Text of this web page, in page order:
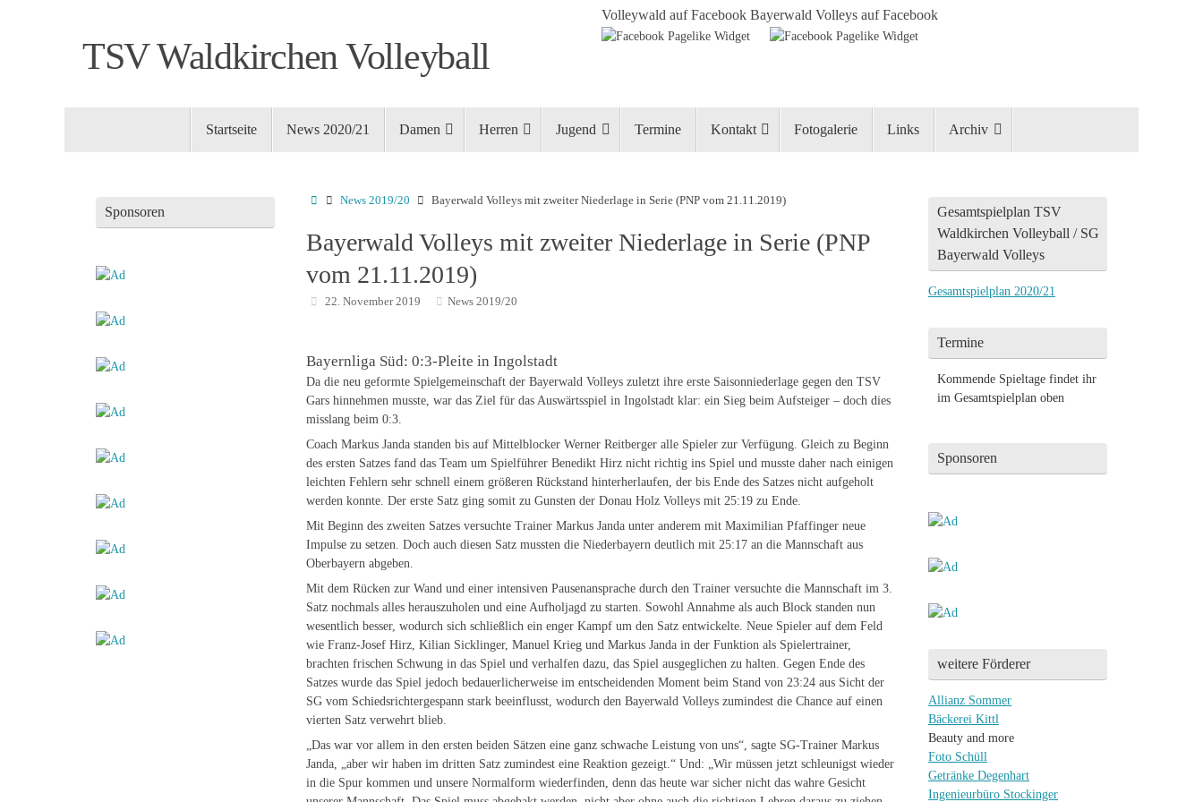
TSV Waldkirchen Volleyball
Volleywald auf Facebook Bayerwald Volleys auf Facebook
Startseite News 2020/21 Damen Herren Jugend Termine Kontakt Fotogalerie Links Archiv
Startseite
News 2019/20 Bayerwald Volleys mit zweiter Niederlage in Serie (PNP vom 21.11.2019)
Bayerwald Volleys mit zweiter Niederlage in Serie (PNP
vom 21.11.2019)
22. November 2019 News 2019/20
Bayernliga Süd: 0:3-Pleite in Ingolstadt
Da die neu geformte Spielgemeinschaft der Bayerwald Volleys zuletzt ihre erste Saisonniederlage gegen den TSV
Gars hinnehmen musste, war das Ziel für das Auswärtsspiel in Ingolstadt klar: ein Sieg beim Aufsteiger – doch dies
misslang beim 0:3.
Coach Markus Janda standen bis auf Mittelblocker Werner Reitberger alle Spieler zur Verfügung. Gleich zu Beginn
des ersten Satzes fand das Team um Spielführer Benedikt Hirz nicht richtig ins Spiel und musste daher nach einigen
leichten Fehlern sehr schnell einem größeren Rückstand hinterherlaufen, der bis Ende des Satzes nicht aufgeholt
werden konnte. Der erste Satz ging somit zu Gunsten der Donau Holz Volleys mit 25:19 zu Ende.
Mit Beginn des zweiten Satzes versuchte Trainer Markus Janda unter anderem mit Maximilian Pfaffinger neue
Impulse zu setzen. Doch auch diesen Satz mussten die Niederbayern deutlich mit 25:17 an die Mannschaft aus
Oberbayern abgeben.
Mit dem Rücken zur Wand und einer intensiven Pausenansprache durch den Trainer versuchte die Mannschaft im 3.
Satz nochmals alles herauszuholen und eine Aufholjagd zu starten. Sowohl Annahme als auch Block standen nun
wesentlich besser, wodurch sich schließlich ein enger Kampf um den Satz entwickelte. Neue Spieler auf dem Feld
wie Franz-Josef Hirz, Kilian Sicklinger, Manuel Krieg und Markus Janda in der Funktion als Spielertrainer,
brachten frischen Schwung in das Spiel und verhalfen dazu, das Spiel ausgeglichen zu halten. Gegen Ende des
Satzes wurde das Spiel jedoch bedauerlicherweise im entscheidenden Moment beim Stand von 23:24 aus Sicht der
SG vom Schiedsrichtergespann stark beeinflusst, wodurch den Bayerwald Volleys zumindest die Chance auf einen
vierten Satz verwehrt blieb.
„Das war vor allem in den ersten beiden Sätzen eine ganz schwache Leistung von uns“, sagte SG-Trainer Markus
Janda, „aber wir haben im dritten Satz zumindest eine Reaktion gezeigt.“ Und: „Wir müssen jetzt schleunigst wieder
in die Spur kommen und unsere Normalform wiederfinden, denn das heute war sicher nicht das wahre Gesicht
Sponsoren
Gesamtspielplan TSV
Waldkirchen Volleyball / SG
Bayerwald Volleys
Gesamtspielplan 2020/21
Termine
Kommende Spieltage findet ihr
im Gesamtspielplan oben
Sponsoren
weitere Förderer
Allianz Sommer
Bäckerei Kittl
Beauty and more
Foto Schüll
Getränke Degenhart
Ingenieurbüro Stockinger